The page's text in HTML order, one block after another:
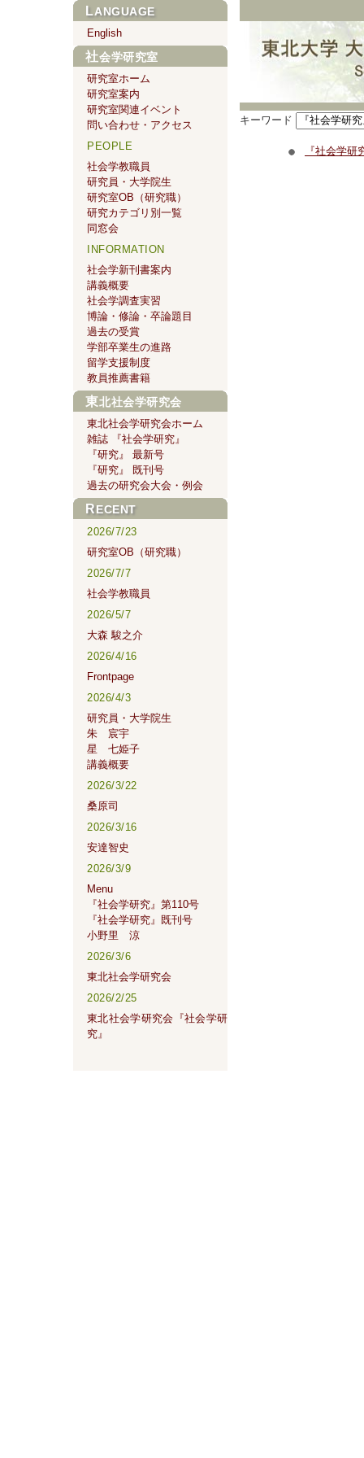
キーワード
『社会学研
LANGUAGE
English
社会学研究室
研究室ホーム
研究室案内
研究室関連イベント
問い合わせ・アクセス
PEOPLE
社会学教職員
研究員・大学院生
研究室OB（研究職）
研究カテゴリ別一覧
同窓会
INFORMATION
社会学新刊書案内
講義概要
社会学調査実習
博論・修論・卒論題目
過去の受賞
学部卒業生の進路
留学支援制度
教員推薦書籍
東北社会学研究会
東北社会学研究会ホーム
雑誌 『社会学研究』
『研究』 最新号
『研究』 既刊号
過去の研究会大会・例会
RECENT
2026/7/23
研究室OB（研究職）
2026/7/7
社会学教職員
2026/5/7
大森 駿之介
2026/4/16
Frontpage
2026/4/3
研究員・大学院生
朱 宸宇
星 七姫子
講義概要
2026/3/22
桑原司
2026/3/16
安達智史
2026/3/9
Menu
『社会学研究』第110号
『社会学研究』既刊号
小野里 涼
2026/3/6
東北社会学研究会
2026/2/25
東北社会学研究会『社会学研
究』